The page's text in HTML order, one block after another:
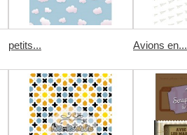
petits... Avions en...